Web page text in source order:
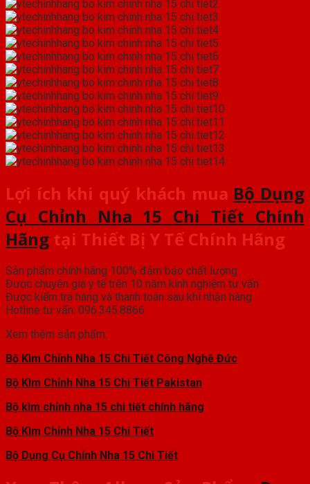
Lợi ích khi quý khách mua Bộ Dụng
Cụ Chỉnh Nha 15 Chi Tiết Chính
Hãng tại Thiết Bị Y Tế Chính Hãng
Sản phẩm chính hãng 100% đảm bảo chất lượng
Được chuyên gia y tế trên 10 năm kinh nghiệm tư vấn
Được kiểm tra hàng và thanh toán sau khi nhận hàng
Hotline tư vấn: 096.345.8866
Xem thêm sản phẩm:
Bộ Kìm Chỉnh Nha 15 Chi Tiết Công Nghệ Đức
Bộ Kìm Chỉnh Nha 15 Chi Tiết Pakistan
Bộ kìm chỉnh nha 15 chi tiết chính hãng
Bộ Kìm Chỉnh Nha 15 Chi Tiết
Bộ Dụng Cụ Chỉnh Nha 15 Chi Tiết